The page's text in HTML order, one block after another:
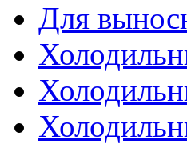
Для